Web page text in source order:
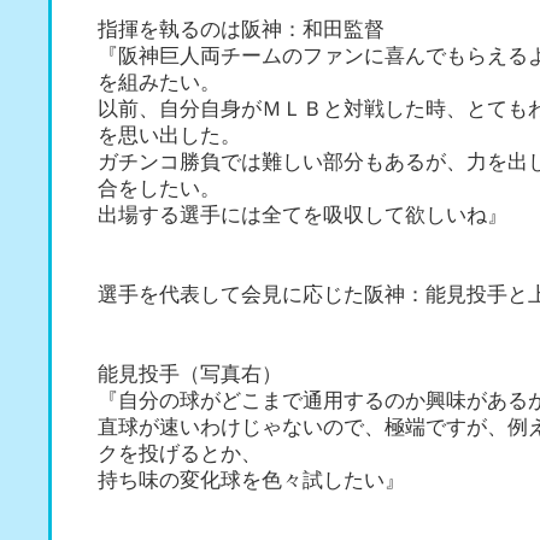
指揮を執るのは阪神：和田監督
『阪神巨人両チームのファンに喜んでもらえる
を組みたい。
以前、自分自身がＭＬＢと対戦した時、とても
を思い出した。
ガチンコ勝負では難しい部分もあるが、力を出
合をしたい。
出場する選手には全てを吸収して欲しいね』
選手を代表して会見に応じた阪神：能見投手
能見投手（写真右）
『自分の球がどこまで通用するのか興味がある
直球が速いわけじゃないので、極端ですが、例
クを投げるとか、
持ち味の変化球を色々試したい』